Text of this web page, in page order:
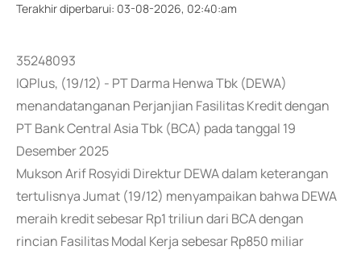
Terakhir diperbarui: 03-08-2026, 02:40:am
35248093
IQPlus, (19/12) - PT Darma Henwa Tbk (DEWA)
menandatanganan Perjanjian Fasilitas Kredit dengan
PT Bank Central Asia Tbk (BCA) pada tanggal 19
Desember 2025
Mukson Arif Rosyidi Direktur DEWA dalam keterangan
tertulisnya Jumat (19/12) menyampaikan bahwa DEWA
meraih kredit sebesar Rp1 triliun dari BCA dengan
rincian Fasilitas Modal Kerja sebesar Rp850 miliar